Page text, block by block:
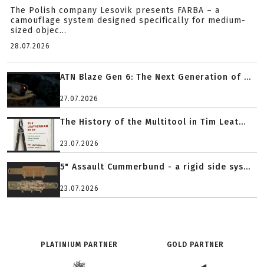
The Polish company Lesovik presents FARBA – a
camouflage system designed specifically for medium-
sized objec...
28.07.2026
ATN Blaze Gen 6: The Next Generation of ...
27.07.2026
The History of the Multitool in Tim Leat...
23.07.2026
5" Assault Cummerbund - a rigid side sys...
23.07.2026
PLATINIUM PARTNER GOLD PARTNER